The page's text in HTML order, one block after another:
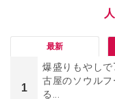
最新
1
爆盛りもやし
古屋のソウル
る...